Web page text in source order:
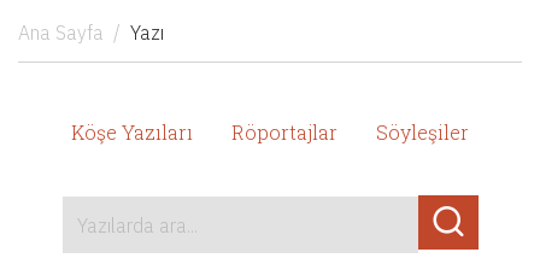
Ana Sayfa Yazı
Köşe Yazıları Röportajlar Söyleşiler
Yazılarda ara...